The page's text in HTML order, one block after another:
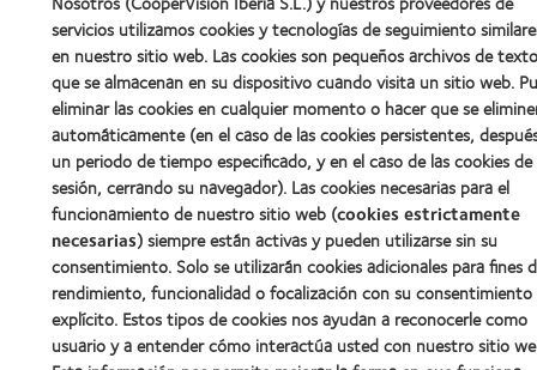
Public Country by Country Reporting
Buscar un centro
Gestionar preferencias de cookies
© 2026CooperVision|Parte deCooperCompanies
servicios utilizamos cookies y tecnologías de seguimiento
en nuestro sitio web. Las cookies son pequeños archivos de texto
que se almacenan en su dispositivo cuando visita un sitio web.
eliminar las cookies en cualquier momento o hacer que se
automáticamente (en el caso de las cookies persistentes,
un periodo de tiempo especificado, y en el caso de las cookies de
sesión, cerrando su navegador). Las cookies necesarias para el
funcionamiento de nuestro sitio web (cookies estrictamente
necesarias) siempre están activas y pueden utilizarse sin su
consentimiento. Solo se utilizarán cookies adicionales para fines
rendimiento, funcionalidad o focalización con su consentimiento
explícito. Estos tipos de cookies nos ayudan a reconocerle como
usuario y a entender cómo interactúa usted con nuestro sitio